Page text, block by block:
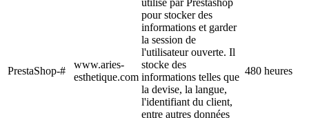
PrestaShop-#
www.aries-
esthetique.com
utilisé par Prestashop
pour stocker des
informations et garder
la session de
l'utilisateur ouverte. Il
stocke des
informations telles que
la devise, la langue,
l'identifiant du client,
entre autres données
480 heures